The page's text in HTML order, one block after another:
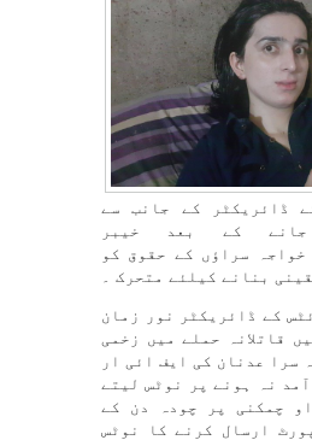
ڈائریکٹر کے جانب سے
کے بعد خیبر
خواجہ سراؤں کے حقوق کو
بنانے کیلئے متحرک ۔
کے ڈائریکٹر نور زمان
قاتلانہ حملے میں زخمی
سرا عدنان کی ایف ائی ار
نہ ہونے پر نوٹس لیتے
چمکنی پر چودہ دن کے
ارسال کرنے کا نوٹس